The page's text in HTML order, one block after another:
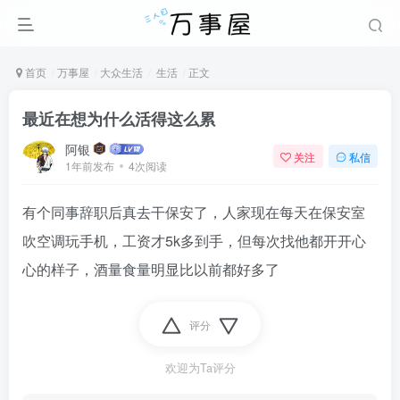
首页 万事屋 大众生活 生活 正文
最近在想为什么活得这么累
阿银
1年前发布 4次阅读
关注 私信
有个同事辞职后真去干保安了，人家现在每天在保安室
吹空调玩手机，工资才5k多到手，但每次找他都开开心
心的样子，酒量食量明显比以前都好多了
评分
欢迎为Ta评分